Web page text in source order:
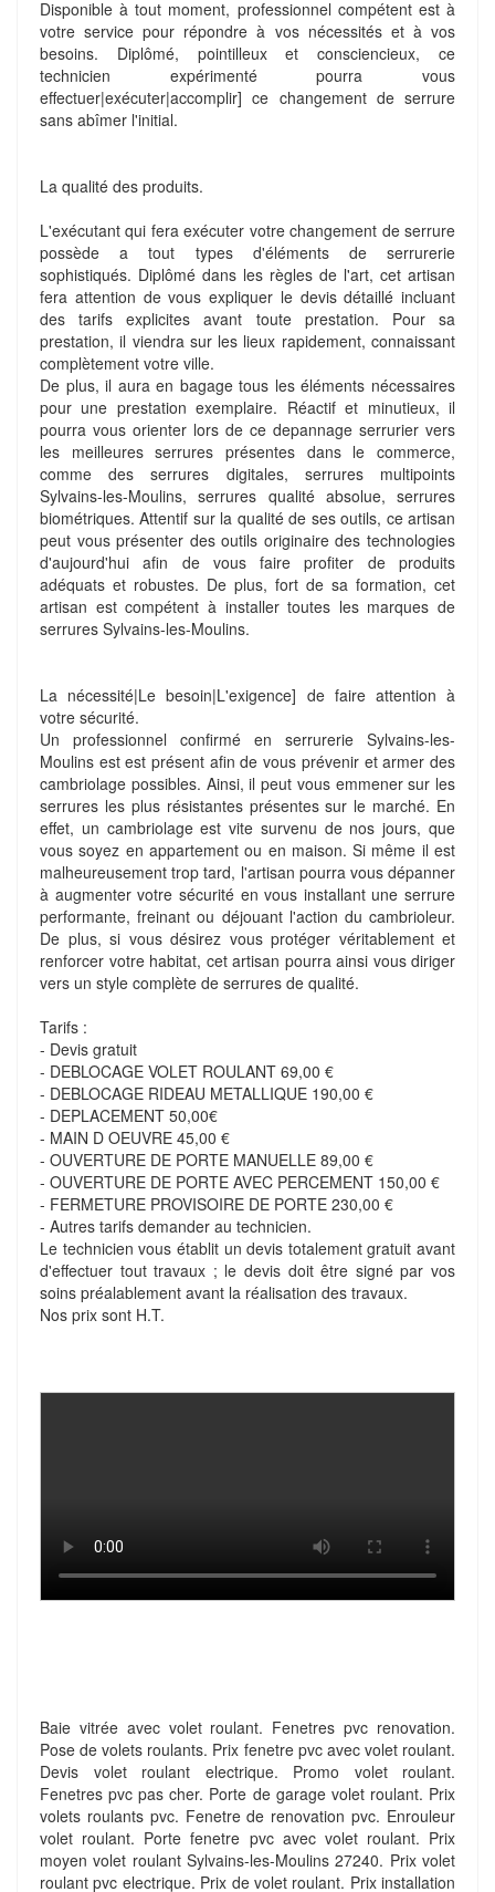
Disponible à tout moment, professionnel compétent est à
votre service pour répondre à vos nécessités et à vos
besoins. Diplômé, pointilleux et consciencieux, ce
technicien expérimenté pourra vous
effectuer|exécuter|accomplir] ce changement de serrure
sans abîmer l'initial.
La qualité des produits.
L'exécutant qui fera exécuter votre changement de serrure
possède a tout types d'éléments de serrurerie
sophistiqués. Diplômé dans les règles de l'art, cet artisan
fera attention de vous expliquer le devis détaillé incluant
des tarifs explicites avant toute prestation. Pour sa
prestation, il viendra sur les lieux rapidement, connaissant
complètement votre ville.
De plus, il aura en bagage tous les éléments nécessaires
pour une prestation exemplaire. Réactif et minutieux, il
pourra vous orienter lors de ce depannage serrurier vers
les meilleures serrures présentes dans le commerce,
comme des serrures digitales, serrures multipoints
Sylvains-les-Moulins, serrures qualité absolue, serrures
biométriques. Attentif sur la qualité de ses outils, ce artisan
peut vous présenter des outils originaire des technologies
d'aujourd'hui afin de vous faire profiter de produits
adéquats et robustes. De plus, fort de sa formation, cet
artisan est compétent à installer toutes les marques de
serrures Sylvains-les-Moulins.
La nécessité|Le besoin|L'exigence] de faire attention à
votre sécurité.
Un professionnel confirmé en serrurerie Sylvains-les-
Moulins est est présent afin de vous prévenir et armer des
cambriolage possibles. Ainsi, il peut vous emmener sur les
serrures les plus résistantes présentes sur le marché. En
effet, un cambriolage est vite survenu de nos jours, que
vous soyez en appartement ou en maison. Si même il est
malheureusement trop tard, l'artisan pourra vous dépanner
à augmenter votre sécurité en vous installant une serrure
performante, freinant ou déjouant l'action du cambrioleur.
De plus, si vous désirez vous protéger véritablement et
renforcer votre habitat, cet artisan pourra ainsi vous diriger
vers un style complète de serrures de qualité.
Tarifs :
- Devis gratuit
- DEBLOCAGE VOLET ROULANT 69,00 €
- DEBLOCAGE RIDEAU METALLIQUE 190,00 €
- DEPLACEMENT 50,00€
- MAIN D OEUVRE 45,00 €
- OUVERTURE DE PORTE MANUELLE 89,00 €
- OUVERTURE DE PORTE AVEC PERCEMENT 150,00 €
- FERMETURE PROVISOIRE DE PORTE 230,00 €
- Autres tarifs demander au technicien.
Le technicien vous établit un devis totalement gratuit avant
d'effectuer tout travaux ; le devis doit être signé par vos
soins préalablement avant la réalisation des travaux.
Nos prix sont H.T.
Baie vitrée avec volet roulant. Fenetres pvc renovation.
Pose de volets roulants. Prix fenetre pvc avec volet roulant.
Devis volet roulant electrique. Promo volet roulant.
Fenetres pvc pas cher. Porte de garage volet roulant. Prix
volets roulants pvc. Fenetre de renovation pvc. Enrouleur
volet roulant. Porte fenetre pvc avec volet roulant. Prix
moyen volet roulant Sylvains-les-Moulins 27240. Prix volet
roulant pvc electrique. Prix de volet roulant. Prix installation